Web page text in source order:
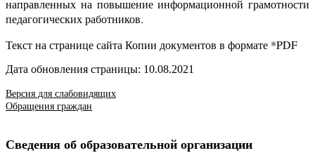
направленных на повышение информационной грамотности
педагогических работников.
Текст на странице сайта Копии документов в формате *PDF
Дата обновления страницы: 10.08.2021
Версия для слабовидящих
Обращения граждан
Сведения об образовательной организации